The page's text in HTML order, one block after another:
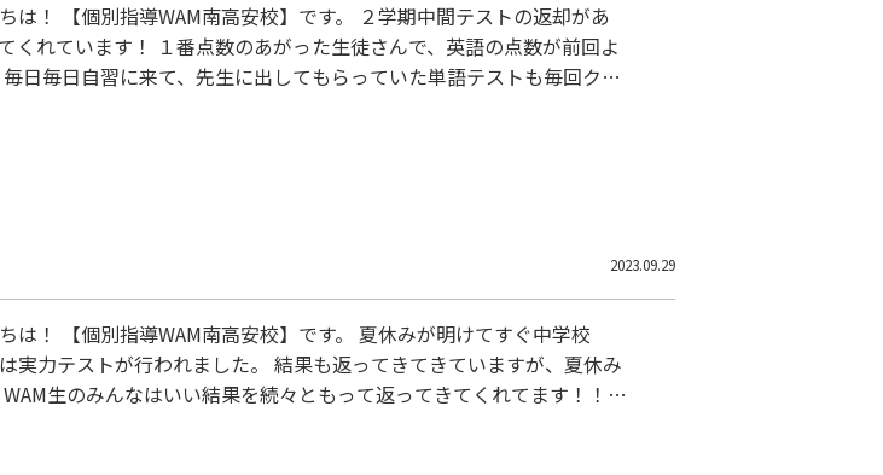
は！ 【個別指導WAM南高安校】です。 ２学期中間テストの返却があ
くれています！ １番点数のあがった生徒さんで、英語の点数が前回よ
日毎日自習に来て、先生に出してもらっていた単語テストも毎回クリ
2023.09.29
は！ 【個別指導WAM南高安校】です。 夏休みが明けてすぐ中学校
実力テストが行われました。 結果も返ってきてきていますが、夏休み
生のみんなはいい結果を続々ともって返ってきてくれてます！！